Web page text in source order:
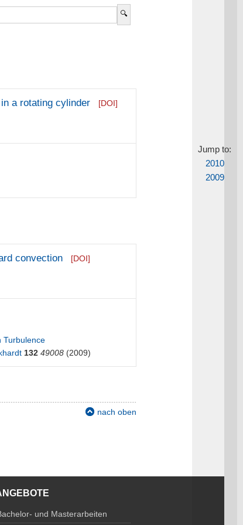
Jump to:
2010
2009
a rotating cylinder
[DOI]
convection
[DOI]
Turbulence
132 49008 (2009)
nach oben
und Masterarbeiten